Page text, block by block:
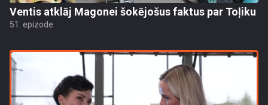
Ventis atklāj Magonei šokējošus faktus par Toļiku
51. epizode